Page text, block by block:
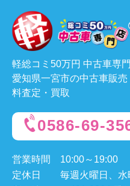
軽総コミ50万円 中古車専
愛知県一宮市の中古車販
料査定・買取
0586-69-
営業時間
10:00～19:00
定休日
毎週火曜日、水